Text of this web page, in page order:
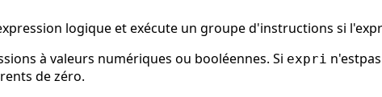
logique et exécute un groupe d'instructions si
à valeurs numériques ou booléennes. Si expri
de zéro.